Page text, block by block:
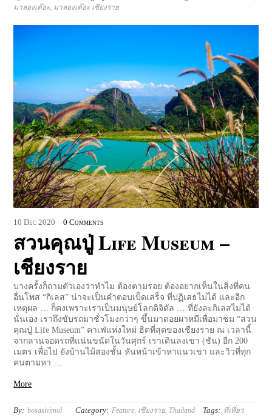
มาลองเต๊อะ, มาลองเต๊อะ เชียงราย
10 Dec 2020 0 Comments
สวนคุณปู่ Life Museum –
เชียงราย
บางครั้งก็ถามตัวเองว่าทำไม ต้องตามรอย ต้องอยากเห็นในสิ่งที่คน
อื่นโพส “กิเลส” น่าจะเป็นคำตอบเบ็ดเสร็จ ที่ปฏิเสธไม่ได้ และอีก
เหตุผล … ก็คงเพราะเราเป็นมนุษย์โลกดิจิตัล … ที่ยังละกิเลสไมได้
นั่นเอง เราถึงขับรถมาชั่วโมงกว่าๆ ขึ้นมาดอยผาหมีเพื่อมาชม “สวน
คุณปู่ Life Museum” คาเฟ่แห่งใหม่ ฮิตที่สุดของเชียงราย ณ เวลานี้
จากลานจอดรถที่แน่นขนัดในวันศุกร์ เราเดินลงเขา (ชัน) อีก 200
เมตร เพื่อไป ยังบ้านไม้สองชั้น หันหน้าเข้าหาแนวเขา และวิวที่ทุก
คนตามหา …
More
By: bosasivimol Category: Feature, เชียงราย, Thailand Tags: ที่เที่ยว